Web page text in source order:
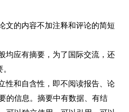
文的内容不加注释和评论的简短
均应有摘要，为了国际交流，还
性和自含性，即不阅读报告、论
的信息。摘要中有数据、有结